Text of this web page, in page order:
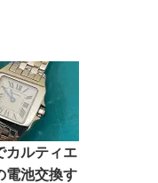
カルティエ
電池交換す